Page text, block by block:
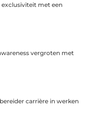
exclusiviteit met een
vergroten met
carrière in werken